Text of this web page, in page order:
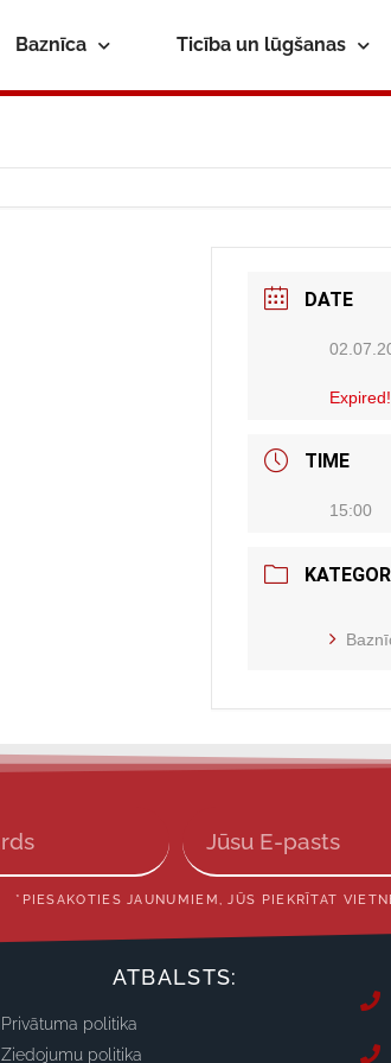
Baznīca Ticība un lūgšanas
DATE
Expired!
TIME
15:00
*PIESAKOTIES JAUNUMIEM, JŪS PIEKRĪTAT
ATBALSTS:
Privātuma politika
Ziedojumu politika